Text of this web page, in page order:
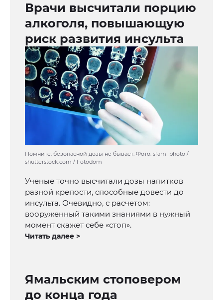
Врачи высчитали порцию
алкоголя, повышающую
риск развития инсульта
Помните: безопасной дозы не бывает. Фото: sfam_photo /
shutterstock.com / Fotodom
Ученые точно высчитали дозы напитков
разной крепости, способные довести до
инсульта. Очевидно, с расчетом:
вооруженный такими знаниями в нужный
момент скажет себе «стоп».
Читать далее >
Ямальским стоповером
до конца года